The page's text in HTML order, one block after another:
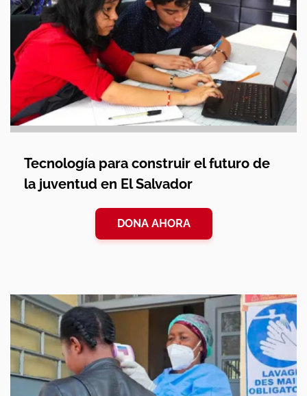
Tecnología para construir el futuro de
la juventud en El Salvador
DONA AHORA